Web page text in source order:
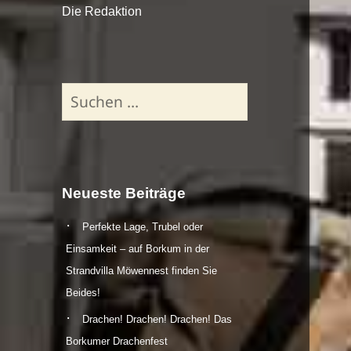
Die Redaktion
Suchen
Neueste Beiträge
Perfekte Lage, Trubel oder
Einsamkeit – auf Borkum in der
Strandvilla Möwennest finden Sie
Beides!
Drachen! Drachen! Drachen! Das
Borkumer Drachenfest